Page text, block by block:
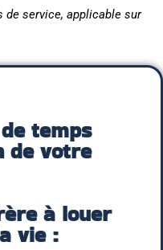
de service, applicable sur
temps
de votre
à louer
vie :